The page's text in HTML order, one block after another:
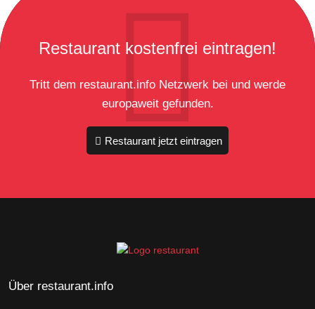
Restaurant kostenfrei eintragen!
Tritt dem restaurant.info Netzwerk bei und werde
europaweit gefunden.
Restaurant jetzt eintragen
Über restaurant.info